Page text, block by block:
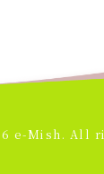
e-Mish. All